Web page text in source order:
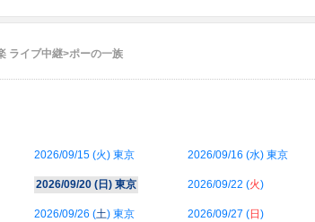
ライブ中継>ポーの一族
2026/09/15 (火) 東京 2026/09/16 (水) 東京
2026/09/20 ( 日 ) 東京 2026/09/22 (火)
2026/09/26 (土) 東京 2026/09/27 (日 )